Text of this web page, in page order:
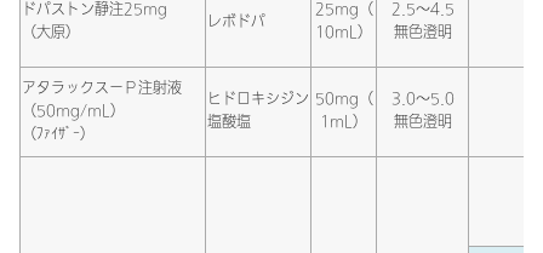
ドパストン静注25mg
（大原）
レボドパ
25mg（
10mL）
2.5～4.5
無色澄明
アタラックス－Ｐ注射液
（50mg/mL）
（ﾌｧｲｻﾞｰ）
ヒドロキシジン
塩酸塩
50mg（
1mL）
3.0～5.0
無色澄明